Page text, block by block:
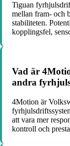
Tiguan
mellan fram- och
stabiliteten.
kopplingsfel,
Vad är
andra
4Motion är
att vara mer
kontroll och